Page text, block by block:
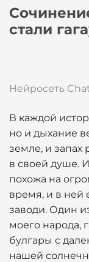
стали
Нейросеть
В каждой
но и дыхание
земле, и запах
в своей душе.
похожа на
время, и в ней
заводи. Один
моего народа,
булгары с
нашей